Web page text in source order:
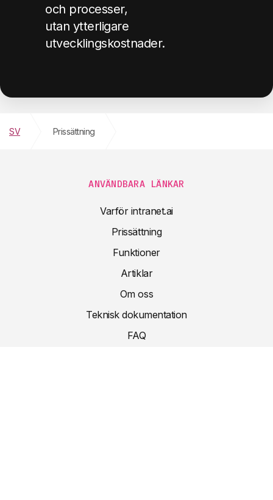
och processer,
utan ytterligare
utvecklingskostnader.
SV Prissättning
ANVÄNDBARA LÄNKAR
Varför intranet.ai
Prissättning
Funktioner
Artiklar
Om oss
Teknisk dokumentation
FAQ